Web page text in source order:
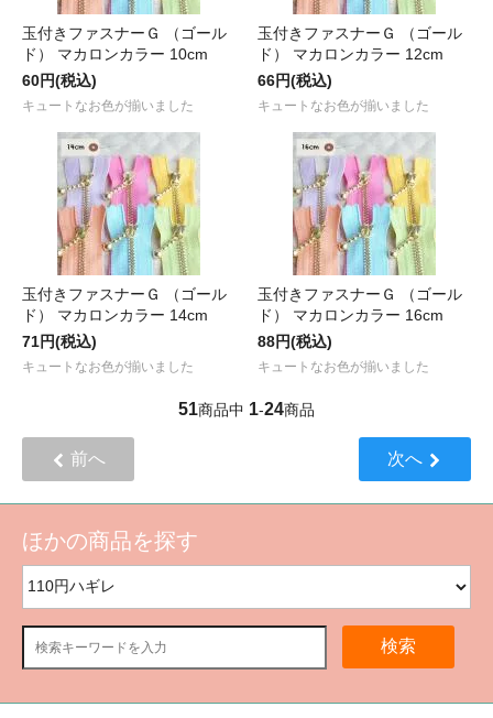
玉付きファスナーＧ （ゴール
ド） マカロンカラー 10cm
60円(税込)
キュートなお色が揃いました
玉付きファスナーＧ （ゴール
ド） マカロンカラー 12cm
66円(税込)
キュートなお色が揃いました
玉付きファスナーＧ （ゴール
ド） マカロンカラー 14cm
71円(税込)
キュートなお色が揃いました
玉付きファスナーＧ （ゴール
ド） マカロンカラー 16cm
88円(税込)
キュートなお色が揃いました
51商品中 1-24商品
前へ 次へ
ほかの商品を探す
検索